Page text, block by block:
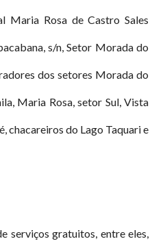
Maria Rosa de Castro Sales
s/n, Setor Morada do
dos setores Morada do
Maria Rosa, setor Sul, Vista
chacareiros do Lago Taquari e
serviços gratuitos, entre eles,